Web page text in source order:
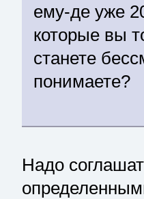
ему-де уже
которые вы
станете
понимаете?
Надо